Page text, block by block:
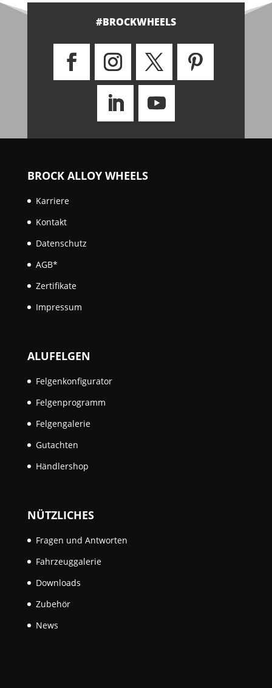
#BROCKWHEELS
BROCK ALLOY WHEELS
Karriere
Kontakt
Datenschutz
AGB*
Zertifikate
Impressum
ALUFELGEN
Felgenkonfigurator
Felgenprogramm
Felgengalerie
Gutachten
Händlershop
NÜTZLICHES
Fragen und Antworten
Fahrzeuggalerie
Downloads
Zubehör
News